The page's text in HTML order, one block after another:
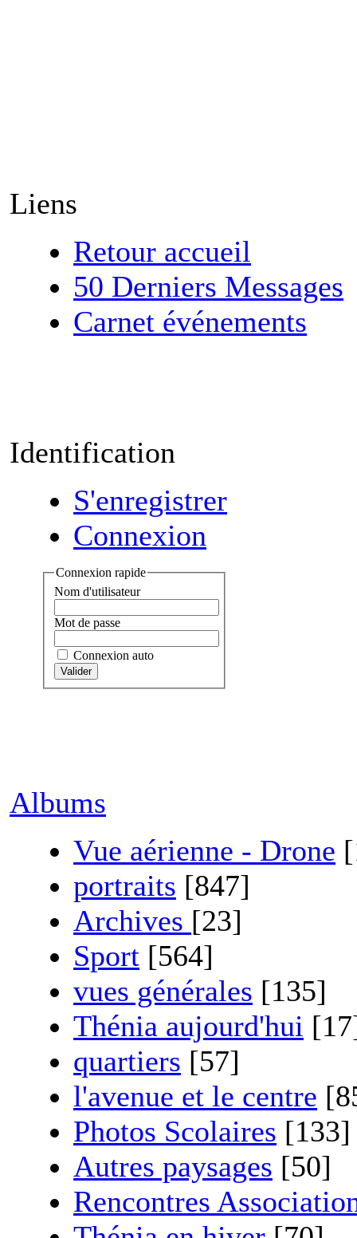
Liens
Retour accueil
50 Derniers Messages
Carnet événements
Identification
S'enregistrer
Connexion
Connexion rapide
Nom d'utilisateur
Mot de passe
Connexion auto
Albums
Vue aérienne - Drone
portraits [847]
Archives [23]
Sport [564]
vues générales [135]
Thénia aujourd'hui
quartiers [57]
l'avenue et le centre
Photos Scolaires [133]
Autres paysages [50]
Rencontres